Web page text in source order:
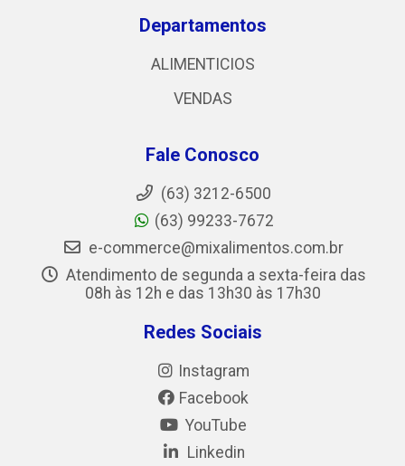
Departamentos
ALIMENTICIOS
VENDAS
Fale Conosco
(63) 3212-6500
(63) 99233-7672
e-commerce@mixalimentos.com.br
Atendimento de segunda a sexta-feira das
08h às 12h e das 13h30 às 17h30
Redes Sociais
Instagram
Facebook
YouTube
Linkedin